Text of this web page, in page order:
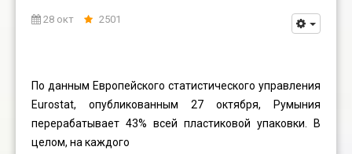
28 окт 2501
По данным Европейского статистического управления
Eurostat, опубликованным 27 октября, Румыния
перерабатывает 43% всей пластиковой упаковки. В
целом, на каждого